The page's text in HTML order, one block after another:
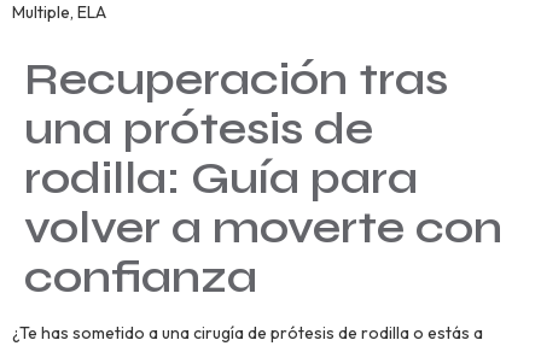
Multiple, ELA
Recuperación tras
una prótesis de
rodilla: Guía para
volver a moverte con
confianza
¿Te has sometido a una cirugía de prótesis de rodilla o estás a